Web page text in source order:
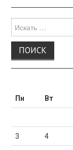
для:
Пн
Вт
3 4